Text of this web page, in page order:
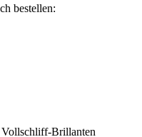
bestellen:
Brillanten